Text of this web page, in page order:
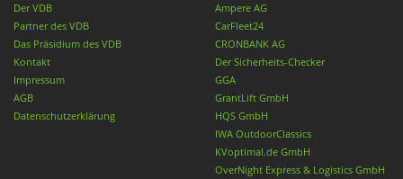
Der VDB
Partner des VDB
Das Präsidium des VDB
Kontakt
Impressum
AGB
Datenschutzerklärung
Ampere AG
CarFleet24
CRONBANK AG
Der Sicherheits-Checker
GGA
GrantLift GmbH
HQS GmbH
IWA OutdoorClassics
KVoptimal.de GmbH
OverNight Express & Logistics GmbH